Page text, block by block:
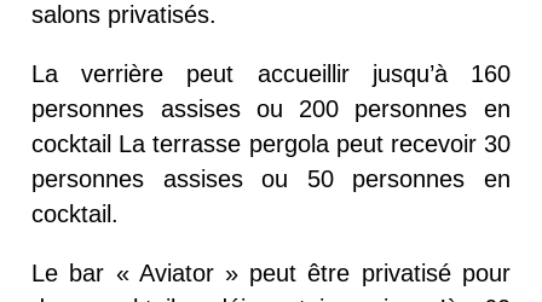
salons privatisés.
La verrière peut accueillir jusqu’à 160
personnes assises ou 200 personnes en
cocktail La terrasse pergola peut recevoir 30
personnes assises ou 50 personnes en
cocktail.
Le bar « Aviator » peut être privatisé pour